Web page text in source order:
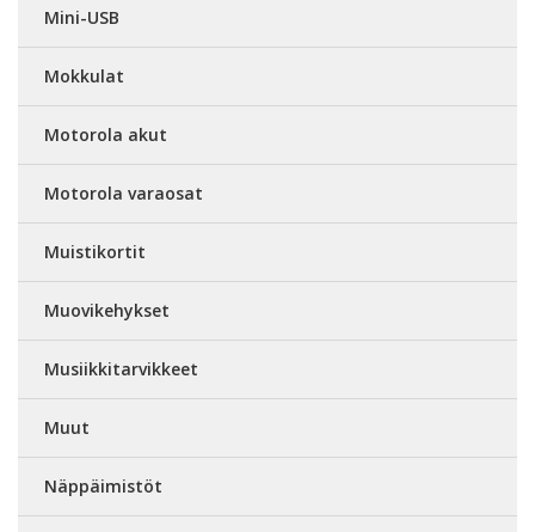
Mini-USB
Mokkulat
Motorola akut
Motorola varaosat
Muistikortit
Muovikehykset
Musiikkitarvikkeet
Muut
Näppäimistöt